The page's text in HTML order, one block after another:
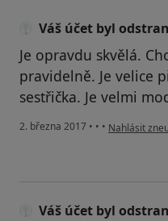
Váš účet byl
Je opravdu skvělá.
pravidelně. Je velice
sestřička. Je velmi
2. března 2017 • • • podle
Nahlásit
Váš účet byl